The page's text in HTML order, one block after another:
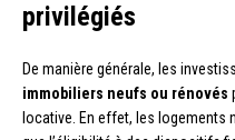
privilégiés
De manière générale, les
immobiliers neufs ou rénovés
locative. En effet, les